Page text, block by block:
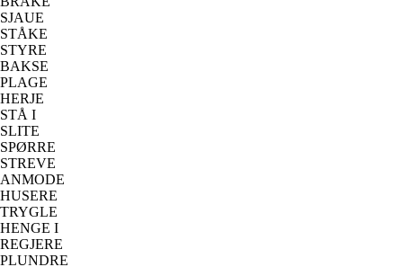
SJAUE
STÅKE
STYRE
BAKSE
PLAGE
HERJE
STÅ I
SLITE
SPØRRE
STREVE
ANMODE
HUSERE
TRYGLE
HENGE I
REGJERE
PLUNDRE